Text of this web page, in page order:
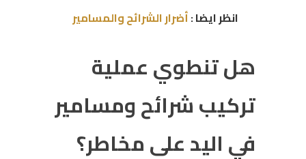
انظر ايضا :أضرار الشرائح والمسامير
هل تنطوي عملية
تركيب شرائح ومسامير
في اليد على مخاطر؟